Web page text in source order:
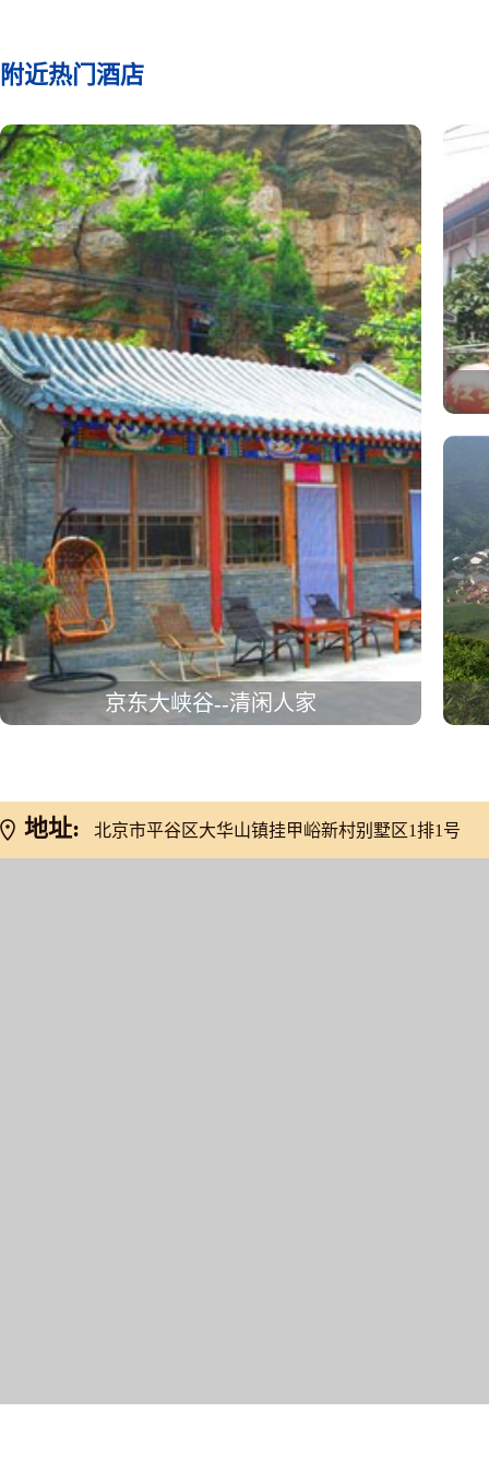
附近热门酒店
京东大峡谷--清闲人家
地址: 北京市平谷区大华山镇挂甲峪新村别墅区1排1号